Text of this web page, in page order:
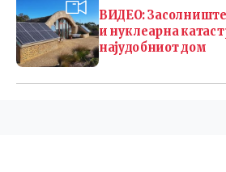
ВИДЕО: Засолниште
и нуклеарна
најудобниот дом